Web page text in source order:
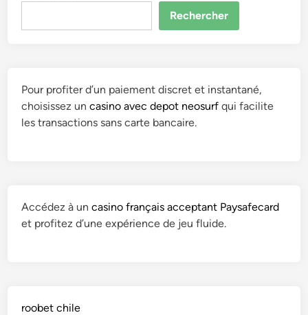
Rechercher
Pour profiter d’un paiement discret et instantané,
choisissez uncasino avec depot neosurf qui facilite
les transactions sans carte bancaire.
Accédez à uncasino français acceptant Paysafecard
et profitez d’une expérience de jeu fluide.
roobet chile